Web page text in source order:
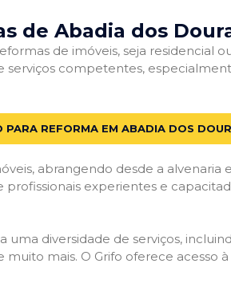
de Abadia dos
de imóveis, seja residencial
competentes,
PARA REFORMA EM ABADIA DOS
abrangendo desde a alvenaria
experientes e
uma diversidade de serviços,
mais. O Grifo oferece acesso